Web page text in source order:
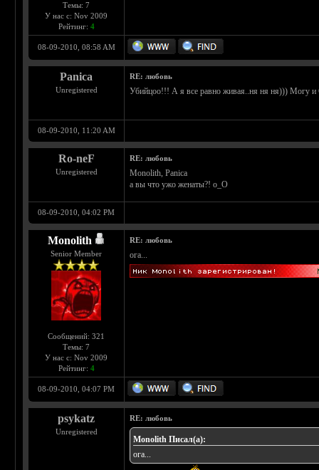
Темы: 7
У нас с: Nov 2009
Рейтинг: 4
08-09-2010, 08:58 AM
Panica
Unregistered
RE: любовь
Убийцоо!!! А я все равно живая..ня ня ня))) Могу и
08-09-2010, 11:20 AM
Ro-neF
Unregistered
RE: любовь
Monolith, Panica
а вы что ужо женаты?! о_О
08-09-2010, 04:02 PM
Monolith
Senior Member
Сообщений: 321
Темы: 7
У нас с: Nov 2009
Рейтинг: 4
RE: любовь
ога...
08-09-2010, 04:07 PM
psykatz
Unregistered
RE: любовь
Monolith Писал(а):
ога...